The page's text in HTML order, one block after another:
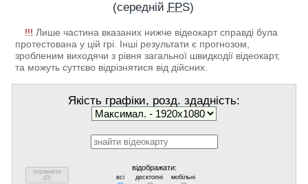
(середній FPS)
!!! Лише частина вказаних нижче відеокарт справді була
протестована у цій грі. Інші результати є прогнозом,
зробленим виходячи з рівня загальної швидкодії відеокарт,
та можуть суттєво відрізнятися від дійсних.
Якість графіки, розд. здадність:
порівняти
(0)
відображати:
всі десктопні мобільні